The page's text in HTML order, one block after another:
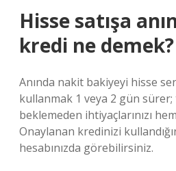
Hisse satışa
kredi ne demek?
Anında nakit bakiyeyi hisse
kullanmak 1 veya 2 gün
beklemeden ihtiyaçlarınızı
Onaylanan kredinizi
hesabınızda görebilirsiniz.